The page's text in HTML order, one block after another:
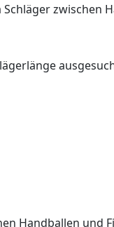
zwischen
Handballen und